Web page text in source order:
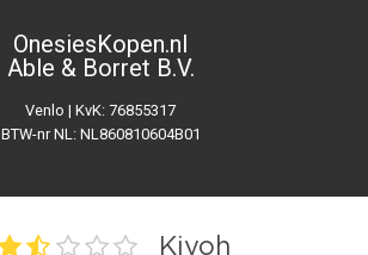
OnesiesKopen.nl
Able & Borret B.V.
Venlo | KvK: 76855317
BTW-nr NL: NL860810604B01